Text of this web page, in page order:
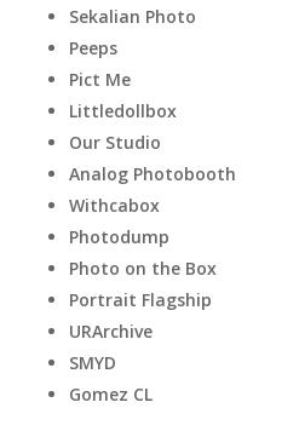
Sekalian Photo
Peeps
Pict Me
Littledollbox
Our Studio
Analog Photobooth
Withcabox
Photodump
Photo on the Box
Portrait Flagship
URArchive
SMYD
Gomez CL